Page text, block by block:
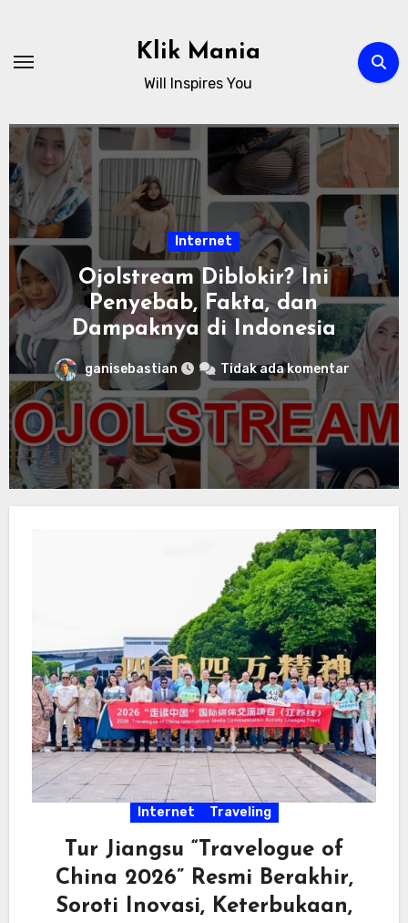
content
Klik Mania
Will Inspires You
Internet
Ojolstream Diblokir? Ini
Penyebab, Fakta, dan
Dampaknya di Indonesia
ganisebastian Tidak ada komentar
Internet Traveling
Tur Jiangsu “Travelogue of
China 2026” Resmi Berakhir,
Soroti Inovasi, Keterbukaan,